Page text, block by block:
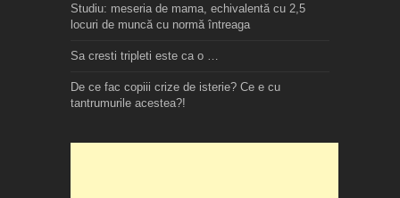
Studiu: meseria de mama, echivalentă cu 2,5
locuri de muncă cu normă întreaga
Sa cresti tripleti este ca o …
De ce fac copiii crize de isterie? Ce e cu
tantrumurile acestea?!